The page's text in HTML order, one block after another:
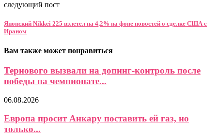
следующий пост
Японский Nikkei 225 взлетел на 4,2% на фоне новостей о сделке США c
Ираном
Вам также может понравиться
Тернового вызвали на допинг-контроль после
победы на чемпионате...
06.08.2026
Европа просит Анкару поставить ей газ, но
только...